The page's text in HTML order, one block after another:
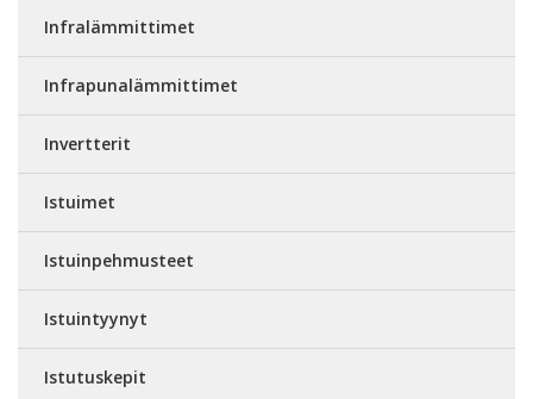
Infralämmittimet
Infrapunalämmittimet
Invertterit
Istuimet
Istuinpehmusteet
Istuintyynyt
Istutuskepit